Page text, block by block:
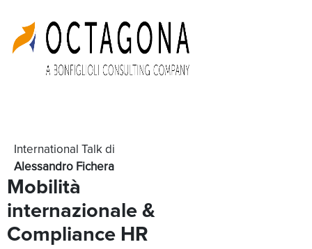
International Talk di
Alessandro Fichera
Mobilità
internazionale &
Compliance HR